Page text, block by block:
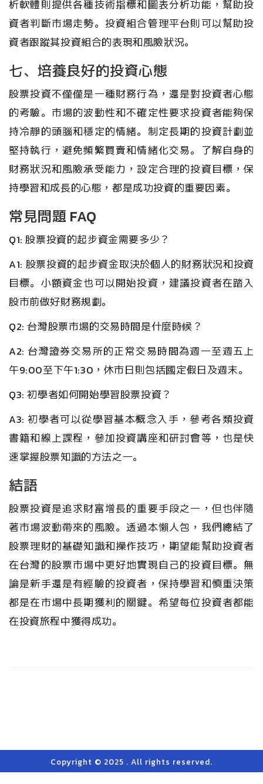
析軟體則提供各種技術指標和圖表分析功能，幫助投
資者判斷市場走勢。投資組合管理平台則可以幫助投
資者跟蹤其投資組合的表現和風險狀況。
七、培養良好的投資心態
股票投資不僅僅是一種財務行為，還是對投資者心態
的考驗。市場的波動性和不確定性要求投資者能夠保
持冷靜的頭腦和穩定的情緒。制定長期的投資計劃並
堅持執行，避免頻繁買賣和情緒化交易。了解自身的
財務狀況和風險承受能力，設定合理的投資目標，保
持學習和成長的心態，都是成功投資的重要因素。
常見問題 FAQ
Q1: 股票投資的起步資金需要多少？
A1: 股票投資的起步資金取決於個人的財務狀況和投資
目標。小額資金也可以開始投資，建議投資者在踏入
股市前做好財務規劃。
Q2: 台灣股票市場的交易時間是什麼時候？
A2: 台灣證券交易所的正常交易時間為週一至週五上
午9:00至下午1:30，休市日則包括國定假日及週末。
Q3: 初學者如何開始學習股票投資？
A3: 初學者可以從學習基本概念入手，參考各類投資
書籍和線上課程，參加投資講座和研討會等，也是快
速掌握股票知識的方法之一。
結語
股票投資是追求財富增長的重要手段之一，但也伴隨
著市場波動帶來的風險。透過本懶人包，我們總結了
股票理財的基礎知識和操作技巧，期望能幫助投資者
在台灣的股票市場中更好地實現自己的投資目標。無
論是新手還是有經驗的投資者，保持學習和慎重決策
都是在市場中長期獲利的關鍵。希望每位投資者都能
在投資旅程中獲得成功。
Copyright © 2025 . All rights reserved.